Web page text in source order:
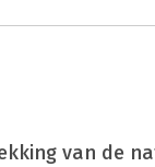
van de